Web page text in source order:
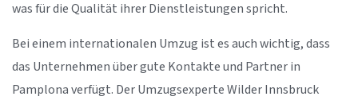
was für die Qualität ihrer Dienstleistungen spricht.
Bei einem internationalen Umzug ist es auch wichtig, dass
das Unternehmen über gute Kontakte und Partner in
Pamplona verfügt. Der Umzugsexperte Wilder Innsbruck